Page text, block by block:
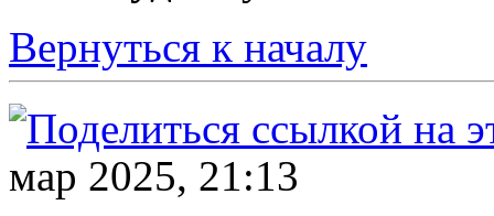
Вернуться к началу
мар 2025, 21:13